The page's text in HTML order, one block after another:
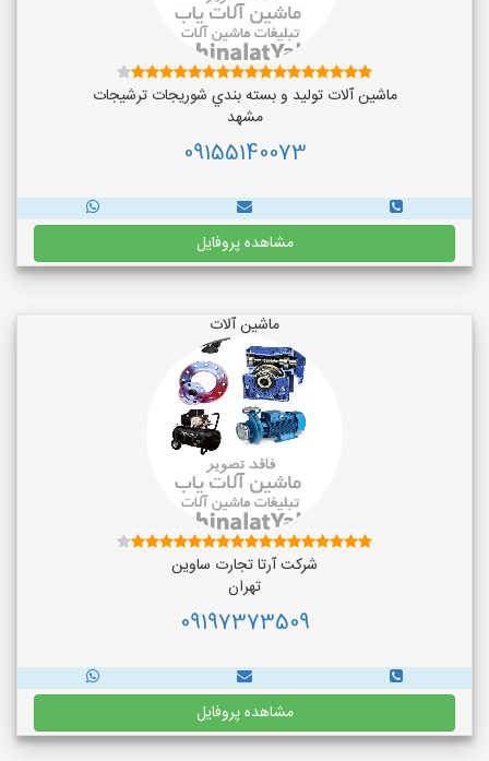
ماشین آلات توليد و بسته بندي شوريجات ترشيجات
مشهد
09155140073
مشاهده پروفایل
ماشین آلات
شرکت آرتا تجارت ساوین
تهران
09197373509
مشاهده پروفایل